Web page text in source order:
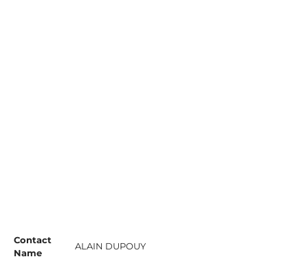
Contact
Name
ALAIN DUPOUY